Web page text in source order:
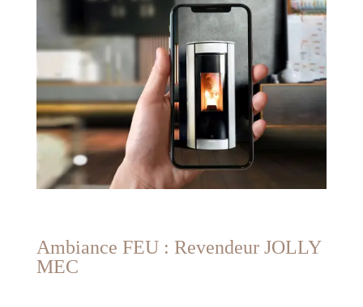
Ambiance FEU : Revendeur JOLLY
MEC